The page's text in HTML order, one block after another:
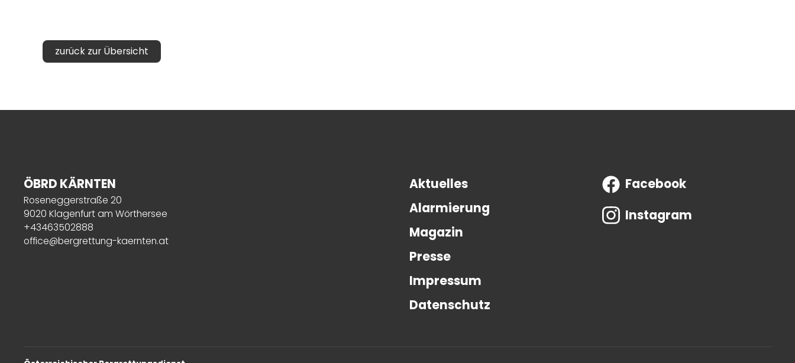
zurück zur Übersicht
ÖBRD KÄRNTEN
Roseneggerstraße 20
9020 Klagenfurt am Wörthersee
+43463502888
office@bergrettung-kaernten.at
Aktuelles
Alarmierung
Magazin
Presse
Impressum
Datenschutz
Facebook
Instagram